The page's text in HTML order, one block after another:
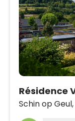
Résidence
Schin op Geul,